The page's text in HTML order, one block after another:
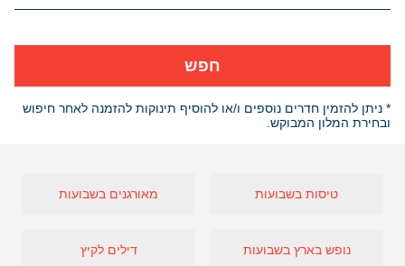
חפש
* ניתן להזמין חדרים נוספים ו/או להוסיף תינוקות להזמנה לאחר חיפוש
ובחירת המלון המבוקש.
טיסות בשבועות מאורגנים בשבועות
נופש בארץ בשבועות דילים לקיץ